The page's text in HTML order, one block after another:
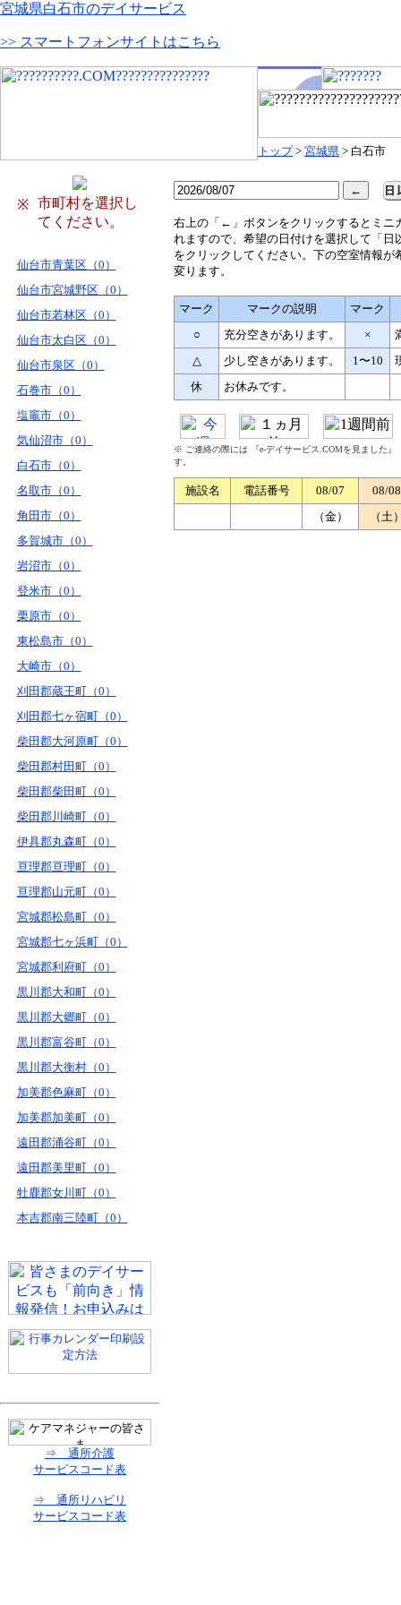
宮城県白石市のデイサービス
>> スマートフォンサイトはこちら
トップ> 宮城県 > 白石市
※
市町村を選択し
てください。
仙台市青葉区（0）
仙台市宮城野区（0）
仙台市若林区（0）
仙台市太白区（0）
仙台市泉区（0）
石巻市（0）
塩竈市（0）
気仙沼市（0）
白石市（0）
名取市（0）
角田市（0）
多賀城市（0）
岩沼市（0）
登米市（0）
栗原市（0）
東松島市（0）
大崎市（0）
刈田郡蔵王町（0）
刈田郡七ヶ宿町（0）
柴田郡大河原町（0）
柴田郡村田町（0）
柴田郡柴田町（0）
柴田郡川崎町（0）
伊具郡丸森町（0）
亘理郡亘理町（0）
亘理郡山元町（0）
宮城郡松島町（0）
宮城郡七ヶ浜町（0）
宮城郡利府町（0）
黒川郡大和町（0）
黒川郡大郷町（0）
黒川郡富谷町（0）
黒川郡大衡村（0）
加美郡色麻町（0）
加美郡加美町（0）
遠田郡涌谷町（0）
遠田郡美里町（0）
牡鹿郡女川町（0）
本吉郡南三陸町（0）
⇒ 通所介護
サービスコード表
⇒ 通所リハビリ
サービスコード表
右上の「←」ボタンをクリックするとミニ
れますので、希望の日付けを選択して「日
をクリックしてください。下の空室情報が
変ります。
マーク マークの説明
マーク
○
充分空きがあります。 ×
△
少し空きがあります。 1〜10
休
お休みです。
※ ご連絡の際には 『e-デイサービス.COMを見ました
す。
施設名 電話番号 08/07
08/08
（金）
（土